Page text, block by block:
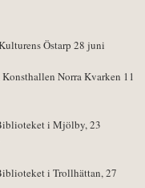
Östarp 28 juni
Norra Kvarken 11
i Mjölby, 23
i Trollhättan, 27